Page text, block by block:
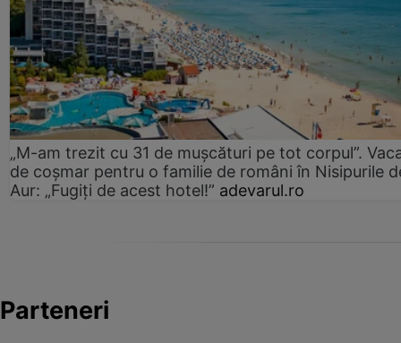
„M-am trezit cu 31 de mușcături pe tot corpul”.
de coșmar pentru o familie de români în Nisipurile
Aur: „Fugiți de acest hotel!” adevarul.ro
Parteneri